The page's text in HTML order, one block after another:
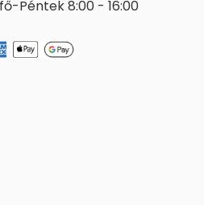
Péntek 8:00 - 16:00